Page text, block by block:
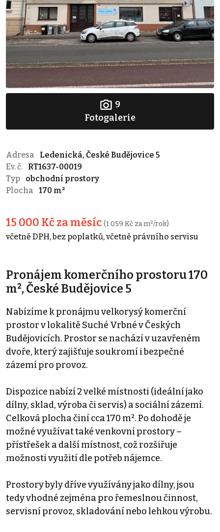
9
Fotogalerie
Adresa
Ledenická, České Budějovice 5
Ev. č.
RT1637-00019
Typ
obchodní prostory
Plocha
170 m²
15 000 Kč za měsíc (1 059 Kč za m²/rok)
včetně DPH, bez poplatků, včetně právního servisu
Pronájem komerčního prostoru 170
m², České Budějovice 5
Nabízíme k pronájmu velkorysý komerční
prostor v lokalitě Suché Vrbné v Českých
Budějovicích. Prostor se nachází v uzavřeném
dvoře, který zajišťuje soukromí i bezpečné
zázemí pro provoz.
Dispozice nabízí 2 velké místnosti (ideální jako
dílny, sklad, výroba či servis) a sociální zázemí.
Celková plocha činí cca 170 m². Po dohodě je
možné využívat také venkovní prostory –
přístřešek a další místnost, což rozšiřuje
možnosti využití dle potřeb nájemce.
Prostory byly dříve využívány jako dílny, jsou
tedy vhodné zejména pro řemeslnou činnost,
servisní provoz, skladování nebo lehkou výrobu.